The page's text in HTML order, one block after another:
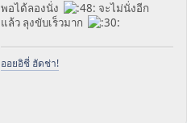
พอได้ลองนั่ง
จะไม่นั่งอีก
แล้ว ลุงขับเร็วมาก
ออยอิชี่ ฮัดช่า!